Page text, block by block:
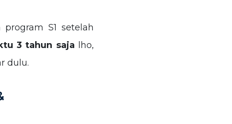
program S1 setelah
3 tahun saja lho,
dulu.